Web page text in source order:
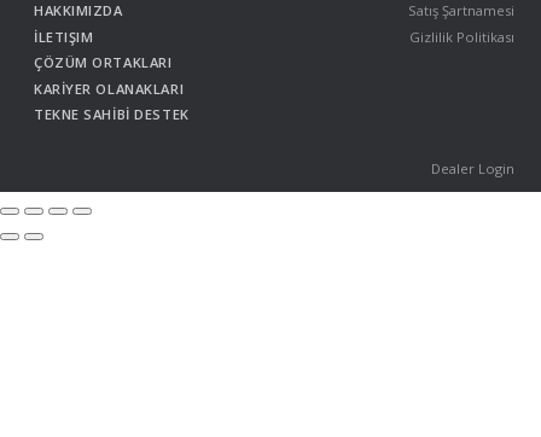
HAKKIMIZDA
İLETIŞIM
ÇÖZÜM ORTAKLARI
KARİYER OLANAKLARI
TEKNE SAHİBİ DESTEK
Dealer Login
Satış Şartnamesi
Gizlilik Politikası